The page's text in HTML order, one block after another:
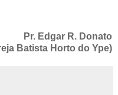
Pr. Edgar R. Donato
Batista Horto do Ype)